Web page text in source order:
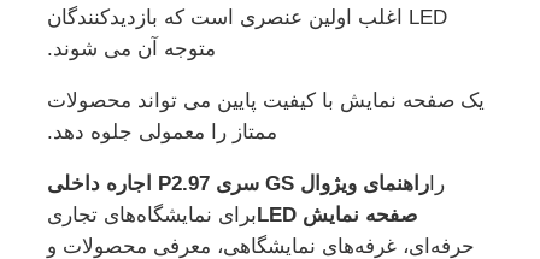
LED اغلب اولین عنصری است که بازدیدکنندگان
متوجه آن می شوند.
یک صفحه نمایش با کیفیت پایین می تواند محصولات
ممتاز را معمولی جلوه دهد.
را
راهنمای ویژوال GS سری P2.97 اجاره داخلی
صفحه نمایش LED
برای نمایشگاه‌های تجاری
حرفه‌ای، غرفه‌های نمایشگاهی، معرفی محصولات و